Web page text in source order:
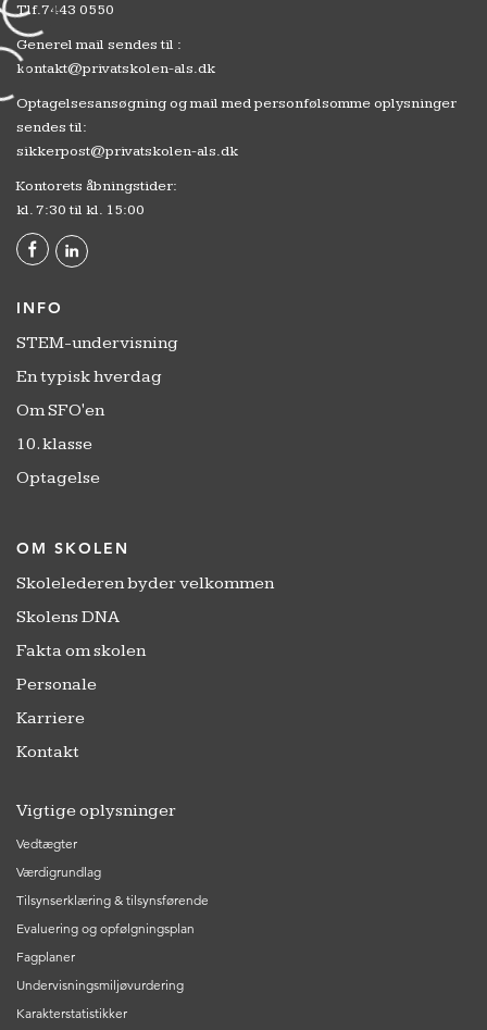
Tlf.7443 0550
Generel mail sendes til :
kontakt@privatskolen-als.dk
Optagelsesansøgning og mail med personfølsomme oplysninger
sendes til:
sikkerpost@privatskolen-als.dk
Kontorets åbningstider:
kl. 7:30 til kl. 15:00
INFO
STEM-undervisning
En typisk hverdag
Om SFO'en
10. klasse
Optagelse
OM SKOLEN
Skolelederen byder velkommen
Skolens DNA
Fakta om skolen
Personale
Karriere
Kontakt
Vigtige oplysninger
Vedtægter
Værdigrundlag
Tilsynserklæring & tilsynsførende
Evaluering og opfølgningsplan
Fagplaner
Undervisningsmiljøvurdering
Karakterstatistikker